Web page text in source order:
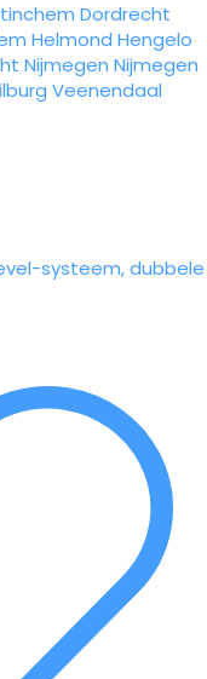
Dordrecht
Helmond Hengelo
Nijmegen Nijmegen
Veenendaal
systeem, dubbele